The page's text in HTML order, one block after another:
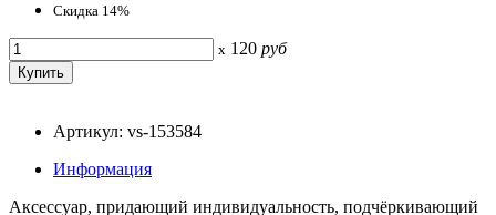
Скидка 14%
x 120 руб
Артикул: vs-153584
Информация
Аксессуар, придающий индивидуальность, подчёркивающий